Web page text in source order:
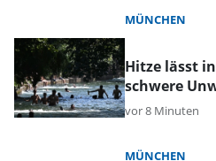
MÜNCHEN
Hitze lässt
schwere
vor 8 Minuten
MÜNCHEN